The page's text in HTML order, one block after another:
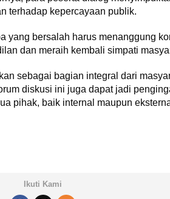
terhadap kepercayaan publik.
yang bersalah harus menanggung
dan meraih kembali simpati
sebagai bagian integral dari
diskusi ini juga dapat jadi
pihak, baik internal maupun
Ikuti Kami